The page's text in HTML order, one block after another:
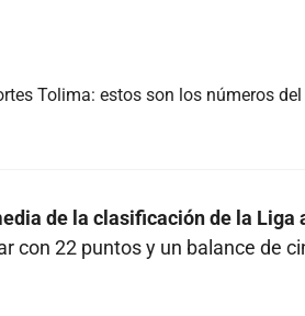
Tolima: estos son los números
de la clasificación de la Liga
con 22 puntos y un balance de